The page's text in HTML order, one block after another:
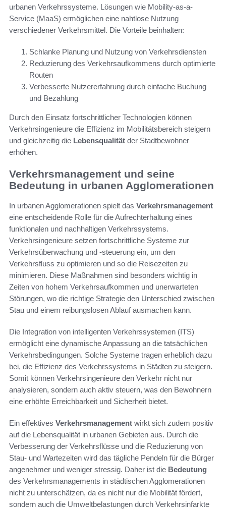
urbanen Verkehrssysteme. Lösungen wie Mobility-as-a-
Service (MaaS) ermöglichen eine nahtlose Nutzung
verschiedener Verkehrsmittel. Die Vorteile beinhalten:
Schlanke Planung und Nutzung von Verkehrsdiensten
Reduzierung des Verkehrsaufkommens durch optimierte
Routen
Verbesserte Nutzererfahrung durch einfache Buchung
und Bezahlung
Durch den Einsatz fortschrittlicher Technologien können
Verkehrsingenieure die Effizienz im Mobilitätsbereich steigern
und gleichzeitig die Lebensqualität der Stadtbewohner
erhöhen.
Verkehrsmanagement und seine
Bedeutung in urbanen Agglomerationen
In urbanen Agglomerationen spielt das Verkehrsmanagement
eine entscheidende Rolle für die Aufrechterhaltung eines
funktionalen und nachhaltigen Verkehrssystems.
Verkehrsingenieure setzen fortschrittliche Systeme zur
Verkehrsüberwachung und -steuerung ein, um den
Verkehrsfluss zu optimieren und so die Reisezeiten zu
minimieren. Diese Maßnahmen sind besonders wichtig in
Zeiten von hohem Verkehrsaufkommen und unerwarteten
Störungen, wo die richtige Strategie den Unterschied zwischen
Stau und einem reibungslosen Ablauf ausmachen kann.
Die Integration von intelligenten Verkehrssystemen (ITS)
ermöglicht eine dynamische Anpassung an die tatsächlichen
Verkehrsbedingungen. Solche Systeme tragen erheblich dazu
bei, die Effizienz des Verkehrssystems in Städten zu steigern.
Somit können Verkehrsingenieure den Verkehr nicht nur
analysieren, sondern auch aktiv steuern, was den Bewohnern
eine erhöhte Erreichbarkeit und Sicherheit bietet.
Ein effektives Verkehrsmanagement wirkt sich zudem positiv
auf die Lebensqualität in urbanen Gebieten aus. Durch die
Verbesserung der Verkehrsflüsse und die Reduzierung von
Stau- und Wartezeiten wird das tägliche Pendeln für die Bürger
angenehmer und weniger stressig. Daher ist die Bedeutung
des Verkehrsmanagements in städtischen Agglomerationen
nicht zu unterschätzen, da es nicht nur die Mobilität fördert,
sondern auch die Umweltbelastungen durch Verkehrsinfarkte